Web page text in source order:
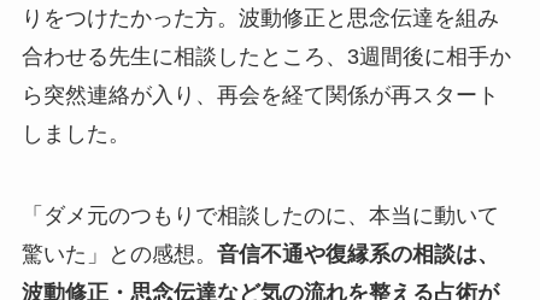
りをつけたかった方。波動修正と思念伝達を組み
合わせる先生に相談したところ、3週間後に相手か
ら突然連絡が入り、再会を経て関係が再スタート
しました。
「ダメ元のつもりで相談したのに、本当に動いて
驚いた」との感想。 音信不通や復縁系の相談は、
波動修正・思念伝達など気の流れを整える占術が